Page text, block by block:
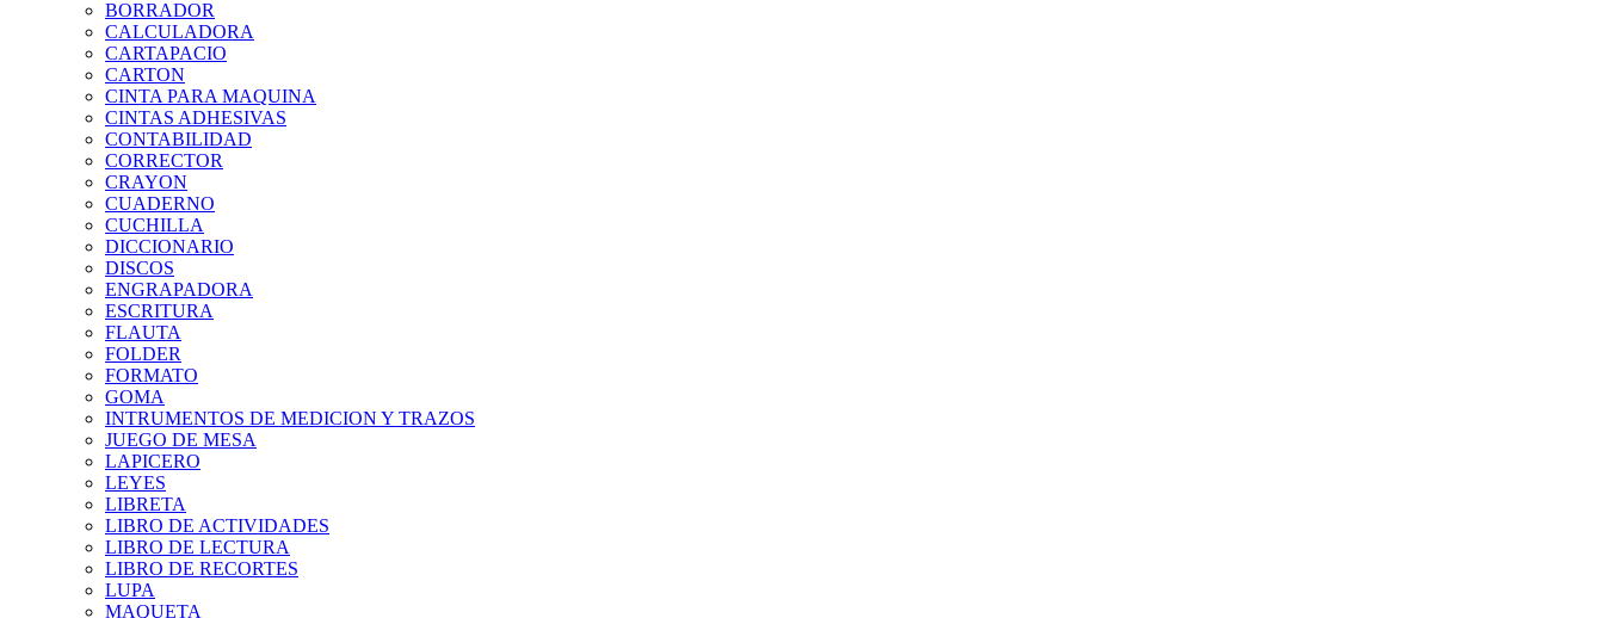
BORRADOR
CALCULADORA
CARTAPACIO
CARTON
CINTA PARA MAQUINA
CINTAS ADHESIVAS
CONTABILIDAD
CORRECTOR
CRAYON
CUADERNO
CUCHILLA
DICCIONARIO
DISCOS
ENGRAPADORA
ESCRITURA
FLAUTA
FOLDER
FORMATO
GOMA
INTRUMENTOS DE MEDICION Y TRAZOS
JUEGO DE MESA
LAPICERO
LEYES
LIBRETA
LIBRO DE ACTIVIDADES
LIBRO DE LECTURA
LIBRO DE RECORTES
LUPA
MAQUETA